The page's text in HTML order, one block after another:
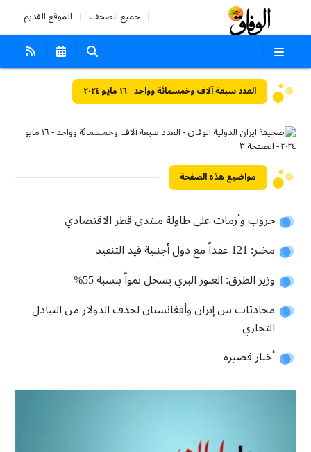
جميع الصحف الموقع القديم
العدد سبعة آلاف وخمسمائة وواحد - ١٦ مايو ٢٠٢٤
مواضيع هذه الصفحة
حروب وأزمات على طاولة منتدى قطر الاقتصادي
مخبر: 121 عقداً مع دول أجنبية قيد التنفيذ
وز‌ير الطرق: العبور البري يسجل نمواً بنسبة 55%
محادثات بين إيران وأفغانستان لحذف الدولار من التبادل
التجاري
أخبار قصيرة